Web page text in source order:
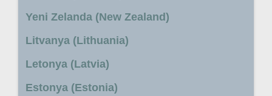
Yeni Zelanda (New Zealand)
Litvanya (Lithuania)
Letonya (Latvia)
Estonya (Estonia)